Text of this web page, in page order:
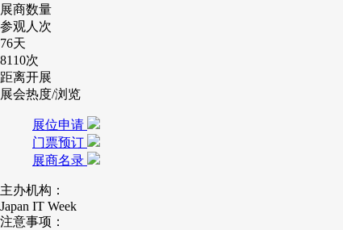
展商数量
参观人次
76天
8110次
距离开展
展会热度/浏览
展位申请
门票预订
展商名录
主办机构：
Japan IT Week
注意事项：